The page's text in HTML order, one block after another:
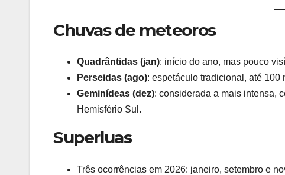
Chuvas de meteoros
Quadrântidas (jan): início do ano, mas pouco
Perseidas (ago): espetáculo tradicional, até 100
Geminídeas (dez): considerada a mais intensa,
Hemisfério Sul.
Superluas
Três ocorrências em 2026: janeiro, setembro e